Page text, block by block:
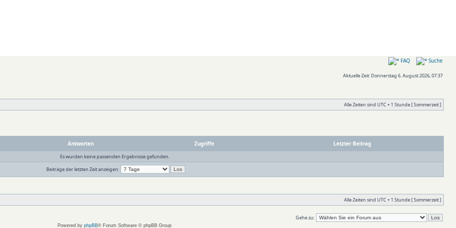
FAQ Suche
Aktuelle Zeit: Donnerstag 6. August 2026, 07:37
Alle Zeiten sind UTC + 1 Stunde [ Sommerzeit ]
Antworten Zugriffe Letzter Beitrag
Es wurden keine passenden Ergebnisse gefunden.
Beiträge der letzten Zeit anzeigen:
Alle Zeiten sind UTC + 1 Stunde [ Sommerzeit ]
Gehe zu:
Powered by phpBB® Forum Software © phpBB Group